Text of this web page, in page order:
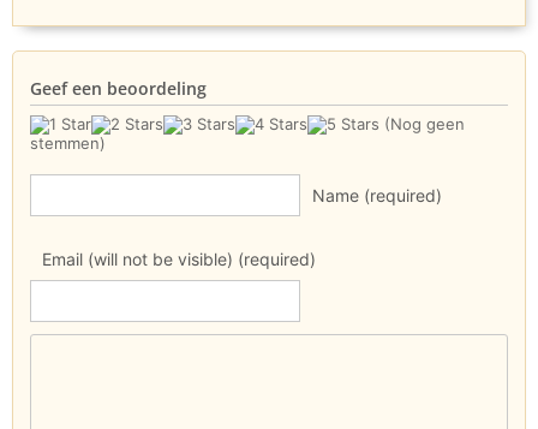
Geef een beoordeling
(Nog geen
stemmen)
Name (required)
Email (will not be visible) (required)